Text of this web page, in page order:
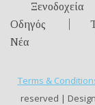
Ξενοδοχεία
Οδηγός
Νέα
Terms &
reserved |